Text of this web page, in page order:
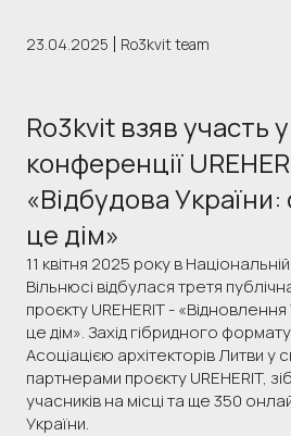
23.04.2025 Ro3kvit team
Ro3kvit взяв участь
конференції
«Відбудова
це дім»
11 квітня 2025 року в
Вільнюсі відбулася третя
проєкту UREHERIT -
це дім». Захід гібридного
Асоціацією архітекторів Литви у
партнерами проєкту UREHERIT,
учасників на місці та ще 350
України.